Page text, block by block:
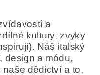
a
kultury, zvyky
Náš italský
design a módu,
naše dědictví a to,